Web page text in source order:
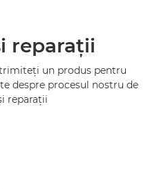
reparaţii
un produs pentru
despre procesul nostru de
reparaţii